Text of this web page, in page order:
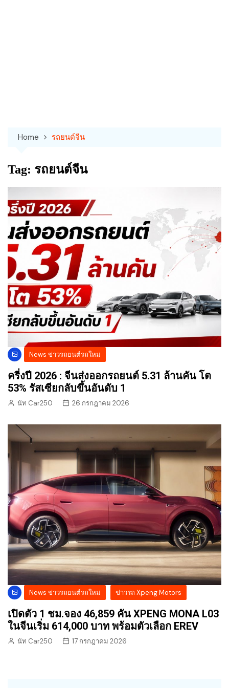
Home รถยนต์จีน
Tag: รถยนต์จีน
News ข่าวรถยนต์รถใหม่
ครี่งปี 2026 : จีนส่งออกรถยนต์ 5.31 ล้านคัน โต
53% รัสเซียกลับขึ้นอันดับ 1
นัท Car250 26 กรกฎาคม 2026
News ข่าวรถยนต์รถใหม่ ข่าวรถ Xpeng Motors
เปิดตัว 1 ชม.จอง 46,859 คัน XPENG MONA L03
ในจีนเริ่ม 614,000 บาท พร้อมตัวเลือก EREV
นัท Car250 17 กรกฎาคม 2026